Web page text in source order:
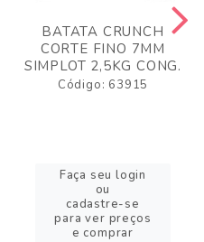
BATATA CRUNCH
CORTE FINO 7MM
SIMPLOT 2,5KG CONG.
Código: 63915
Faça seu login
ou
cadastre-se
para ver preços
e comprar